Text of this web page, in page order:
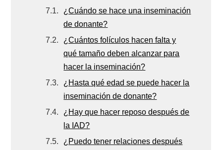
7.1.
¿Cuándo se hace una inseminación
de donante?
7.2.
¿Cuántos folículos hacen falta y
qué tamaño deben alcanzar para
hacer la inseminación?
7.3.
¿Hasta qué edad se puede hacer la
inseminación de donante?
7.4.
¿Hay que hacer reposo después de
la IAD?
7.5.
¿Puedo tener relaciones después